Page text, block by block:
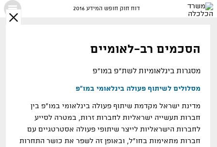
דוח חוק חופש המידע 2016
הסכמים רב-לאומיים
מסגרות בינלאומיות לשת"פ במו"פ
מסלולים לשיתוף פעולה בינלאומי במו"פ
מדינת ישראל מקדמת שיתוף פעולה בינלאומי במו"פ בין
חברות תעשייה ישראליות לחברות זרות, במטרה לסייע
לחברות הישראליות לייצר שיתופי פעולה אסטרטגיים עם
חברות מתאימות בחו"ל, ובאופן זה לשפר את כושר התחרות
X